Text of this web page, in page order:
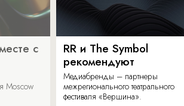
с
Moscow
RR и The Symbol
рекомендуют
Медиабренды – партнеры
межрегионального театрального
фестиваля «Вершина».